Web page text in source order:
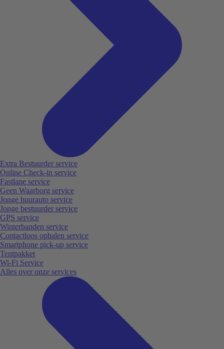
Extra Bestuurder service
Online Check-in service
Fastlane service
Geen Waarborg service
Jonge huurauto service
Jonge bestuurder service
GPS service
Winterbanden service
Contactloos ophalen service
Smartphone pick-up service
Tentpakket
Wi-Fi Service
Alles over onze services